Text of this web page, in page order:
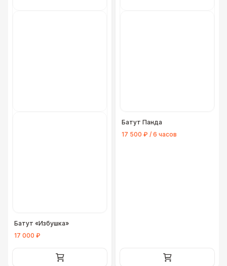
Батут «Избушка»
17 000 ₽
Батут Панда
17 500 ₽ / 6 часов